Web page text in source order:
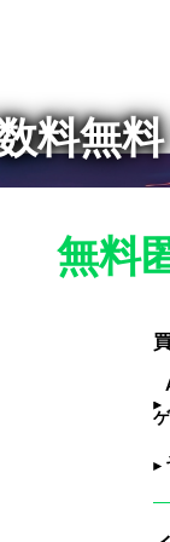
料無
無料